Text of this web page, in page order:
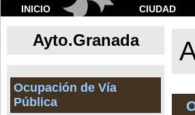
INICIO CIUDAD
Ayto.Granada
Ocupación de Vía
Pública